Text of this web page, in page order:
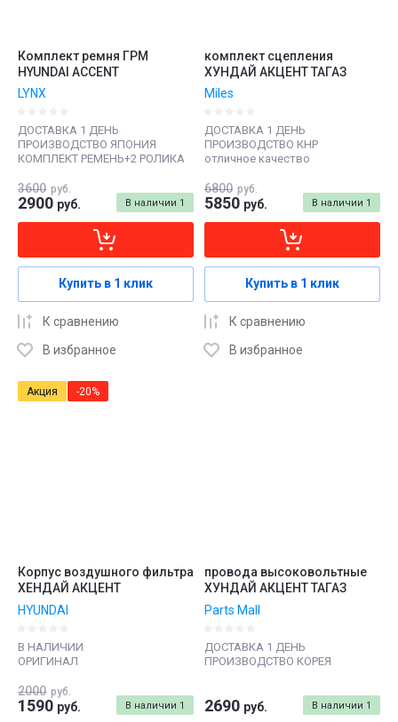
Комплект ремня ГРМ
HYUNDAI ACCENT
LYNX
ДОСТАВКА 1 ДЕНЬ
ПРОИЗВОДСТВО ЯПОНИЯ
КОМПЛЕКТ РЕМЕНЬ+2 РОЛИКА
В наличии 1
3600 руб.
2900 руб.
Купить в 1 клик
К сравнению
В избранное
комплект сцепления
ХУНДАЙ АКЦЕНТ ТАГАЗ
Miles
ДОСТАВКА 1 ДЕНЬ
ПРОИЗВОДСТВО КНР
отличное качество
В наличии 1
6800 руб.
5850 руб.
Купить в 1 клик
К сравнению
В избранное
Акция -20%
Корпус воздушного фильтра
ХЕНДАЙ АКЦЕНТ
HYUNDAI
В НАЛИЧИИ
ОРИГИНАЛ
В наличии 1
2000 руб.
1590 руб.
провода высоковольтные
ХУНДАЙ АКЦЕНТ ТАГАЗ
Parts Mall
ДОСТАВКА 1 ДЕНЬ
ПРОИЗВОДСТВО КОРЕЯ
В наличии 1
2690 руб.